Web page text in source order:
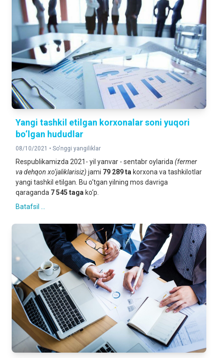
Yangi tashkil etilgan korxonalar soni yuqori
bo‘lgan hududlar
08/10/2021 • So'nggi yangiliklar
Respublikamizda 2021- yil yanvar - sentabr oylarida (fermer
va dehqon xo‘jaliklarisiz) jami 79 289 ta korxona va tashkilotlar
yangi tashkil etilgan. Bu o‘tgan yilning mos davriga
qaraganda 7 545 taga ko‘p.
Batafsil ...